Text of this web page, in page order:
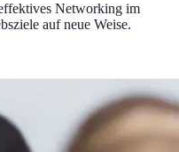
Networking im
auf neue Weise.